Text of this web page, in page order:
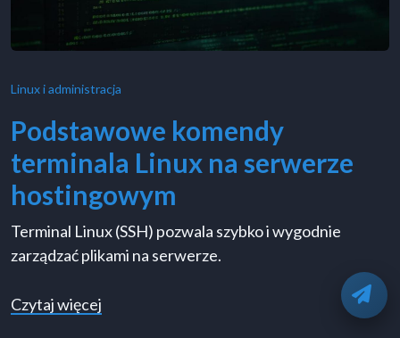
Linux i administracja
Podstawowe komendy
terminala Linux na serwerze
hostingowym
Terminal Linux (SSH) pozwala szybko i wygodnie
zarządzać plikami na serwerze.
Czytaj więcej o Podstawowe komendy terminala Linux